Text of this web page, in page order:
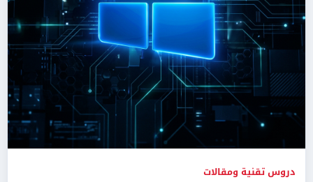
دروس تقنية ومقالات